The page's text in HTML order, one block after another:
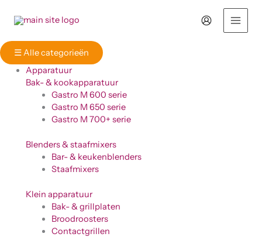
naar
inhoud
☰Alle categorieën
Apparatuur
Bak- & kookapparatuur
Gastro M 600 serie
Gastro M 650 serie
Gastro M 700+ serie
Blenders & staafmixers
Bar- & keukenblenders
Staafmixers
Klein apparatuur
Bak- & grillplaten
Broodroosters
Contactgrillen